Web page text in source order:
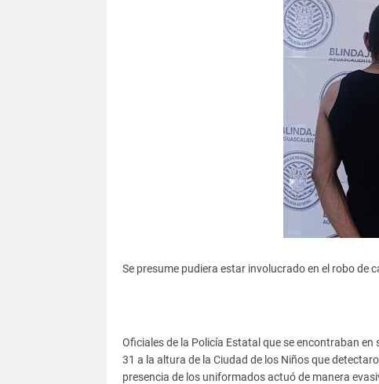
Se presume pudiera estar involucrado en el robo de
Oficiales de la Policía Estatal que se encontraban
31 a la altura de la Ciudad de los Niños que
presencia de los uniformados actuó de manera